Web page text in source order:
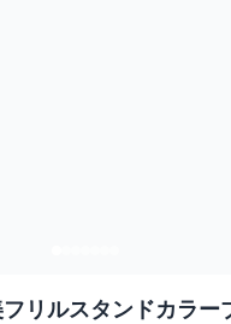
リルスタンドカラー